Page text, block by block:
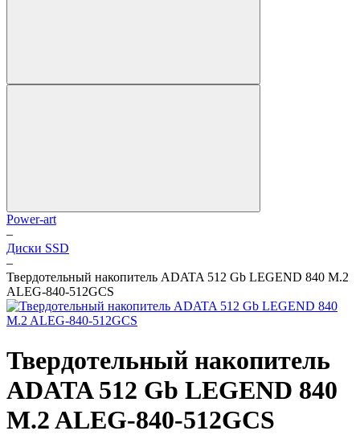
Power-art
–
Диски SSD
–
Твердотельный накопитель ADATA 512 Gb LEGEND 840 M.2
ALEG-840-512GCS
Твердотельный накопитель
ADATA 512 Gb LEGEND 840
M.2 ALEG-840-512GCS